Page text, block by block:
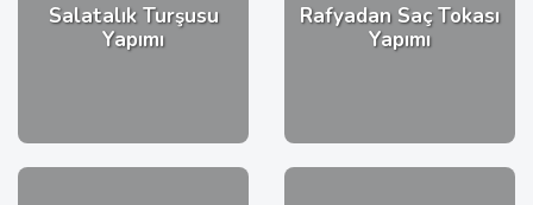
Salatalık Turşusu
Yapımı
Rafyadan Saç Tokası
Yapımı